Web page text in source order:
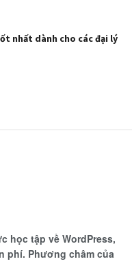
nhất dành cho các đại lý
học tập về WordPress,
phí. Phương châm của